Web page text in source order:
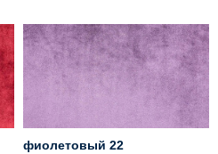
фиолетовый 22